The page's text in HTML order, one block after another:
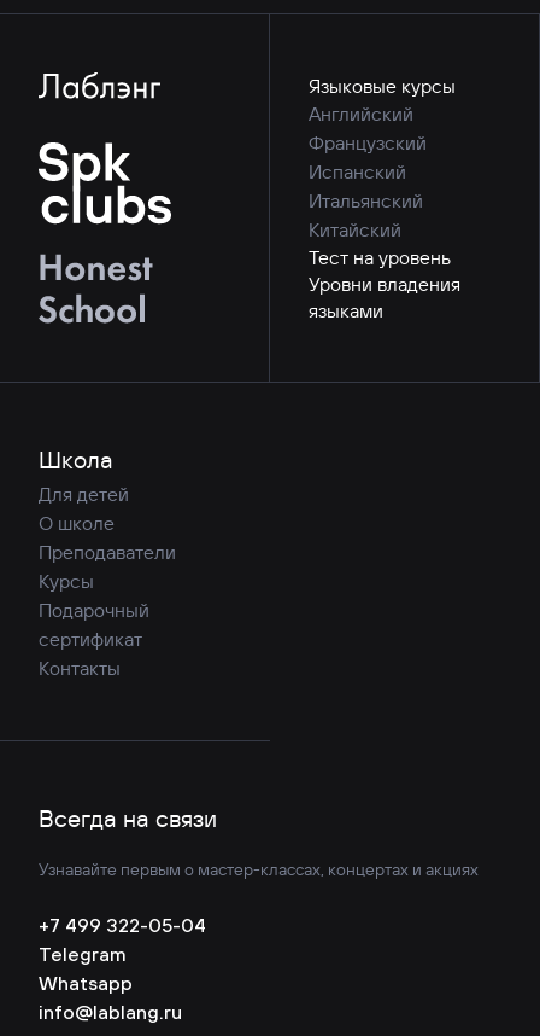
Языковые курсы
Английский
Французский
Испанский
Итальянский
Китайский
Тест на уровень
Уровни владения
языками
Школа
Для детей
О школе
Преподаватели
Курсы
Подарочный
сертификат
Контакты
Всегда на связи
Узнавайте первым о мастер-классах, концертах и акциях
+7 499 322-05-04
Telegram
Whatsapp
info@lablang.ru